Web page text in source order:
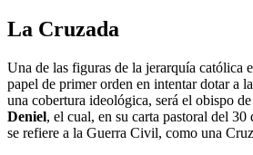
La Cruzada
Una de las figuras de la jerarquía católica
papel de primer orden en intentar dotar a
una cobertura ideológica, será el obispo
Deniel, el cual, en su carta pastoral del 30
se refiere a la Guerra Civil, como una